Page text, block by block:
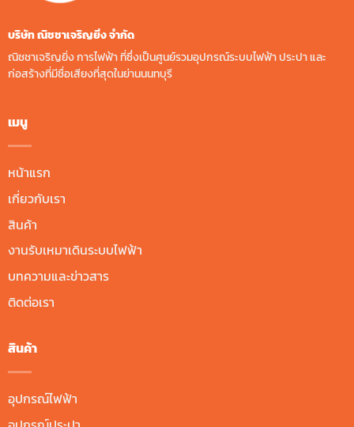
บริษัท ณิชชาเจริญยิ่ง จํากัด
ณิชชาเจริญยิ่ง การไฟฟ้า ที่ซึ่งเป็นศูนย์รวมอุปกรณ์ระบบไฟฟ้า ประปา และ
ก่อสร้างที่มีชื่อเสียงที่สุดในย่านนนทบุรี
เมนู
หน้าแรก
เกี่ยวกับเรา
สินค้า
งานรับเหมาเดินระบบไฟฟ้า
บทความและข่าวสาร
ติดต่อเรา
สินค้า
อุปกรณ์ไฟฟ้า